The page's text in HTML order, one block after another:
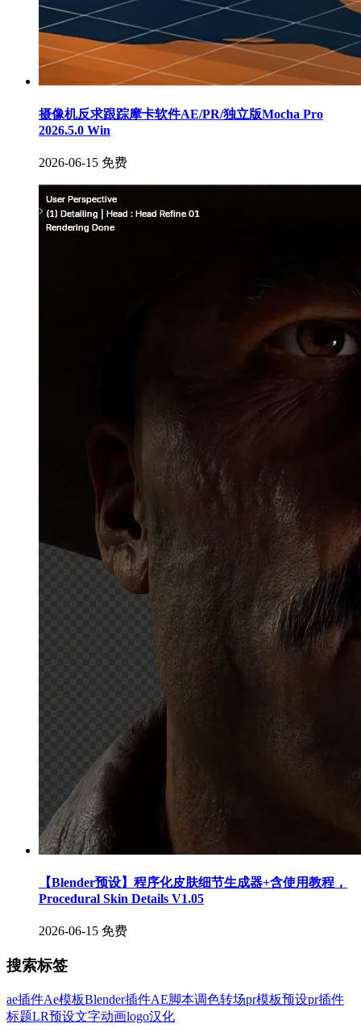
摄像机反求跟踪摩卡软件AE/PR/独立版Mocha Pro
2026.5.0 Win
2026-06-15 免费
【Blender预设】程序化皮肤细节生成器+含使用教程，
Procedural Skin Details V1.05
2026-06-15 免费
搜索标签
ae插件Ae模板Blender插件AE脚本调色转场pr模板预设pr插件
标题LR预设文字动画logo汉化